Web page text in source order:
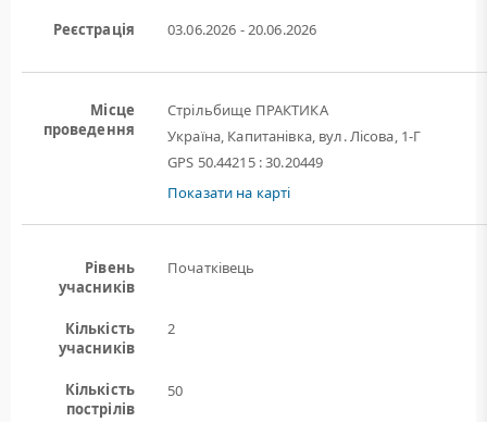
Реєстрація 03.06.2026 - 20.06.2026
Місце
проведення
Стрільбище ПРАКТИКА
Україна, Капитанівка, вул. Лісова, 1-Г
GPS 50.44215 : 30.20449
Показати на карті
Рівень
учасників
Початківець
Кількість
учасників
2
Кількість
пострілів
50